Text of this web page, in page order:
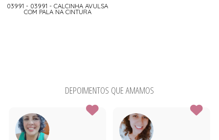
03991 - 03991 - CALCINHA AVULSA
COM PALA NA CINTURA
DEPOIMENTOS QUE AMAMOS